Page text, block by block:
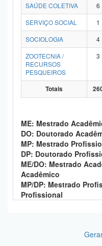
SAÚDE COLETIVA
6
SERVIÇO SOCIAL
1
SOCIOLOGIA
4
ZOOTECNIA /
RECURSOS
PESQUEIROS
3
Totais
ME: Mestrado
DO: Doutorado
MP: Mestrado
DP: Doutorado
ME/DO: Mestrado
Acadêmico
MP/DP: Mestrado
Profissional